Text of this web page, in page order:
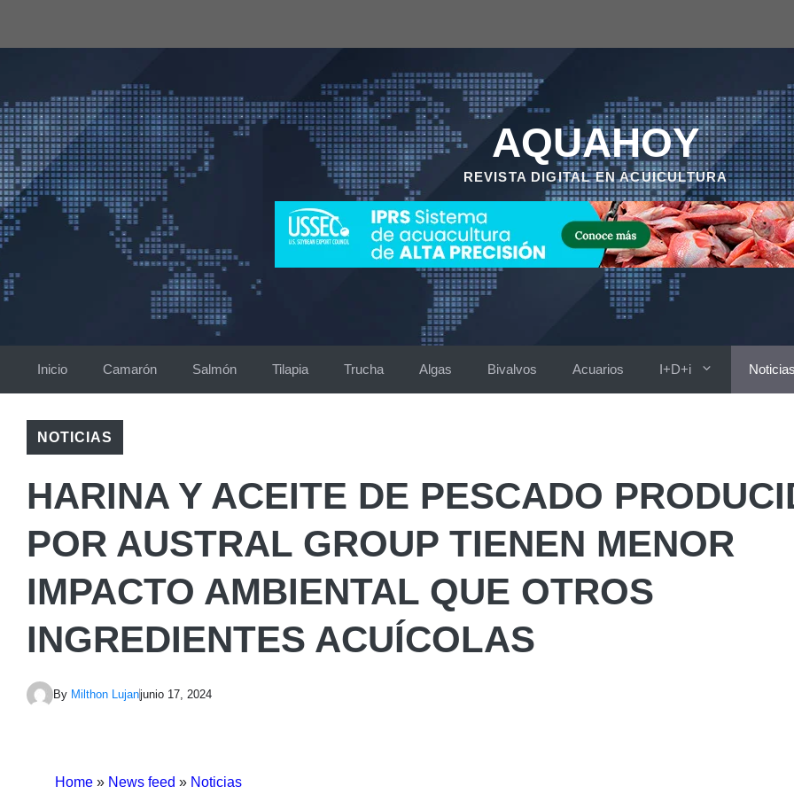
AQUAHOY
REVISTA DIGITAL EN ACUICULTURA
Inicio Camarón Salmón Tilapia Trucha Algas Bivalvos Acuarios I+D+i
NOTICIAS
HARINA Y ACEITE DE PESCADO
POR AUSTRAL GROUP TIENEN MENOR
IMPACTO AMBIENTAL QUE OTROS
INGREDIENTES ACUÍCOLAS
By Milthon Lujanjunio 17, 2024
Home » News feed » Noticias